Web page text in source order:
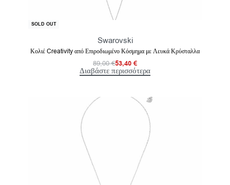
-40% OFF
SOLD OUT
Swarovski
Κολιέ Creativity από Επιροδιωμένο Κόσμημα με Λευκά Κρύσταλλα
89,00€53,40 €
Διαβάστε περισσότερα